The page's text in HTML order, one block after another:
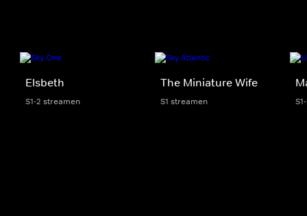
Elsbeth
S1-2 streamen
The Miniature Wife
S1 streamen